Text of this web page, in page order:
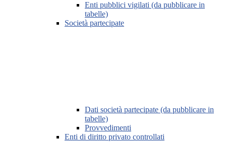
Enti pubblici vigilati (da pubblicare in
tabelle)
Società partecipate
Dati società partecipate (da pubblicare in
tabelle)
Provvedimenti
Enti di diritto privato controllati